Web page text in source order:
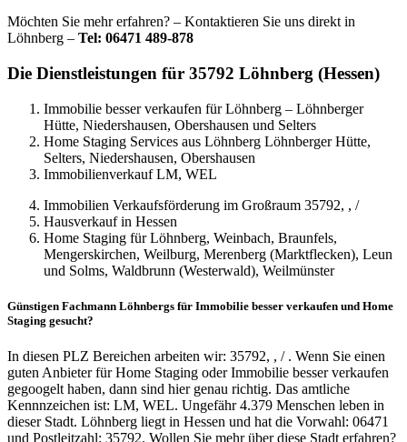
Möchten Sie mehr erfahren? – Kontaktieren Sie uns direkt in
Löhnberg – Tel: 06471 489-878
Die Dienstleistungen für 35792 Löhnberg (Hessen)
Immobilie besser verkaufen für Löhnberg – Löhnberger
Hütte, Niedershausen, Obershausen und Selters
Home Staging Services aus Löhnberg Löhnberger Hütte,
Selters, Niedershausen, Obershausen
Immobilienverkauf LM, WEL
Immobilien Verkaufsförderung im Großraum 35792, , /
Hausverkauf in Hessen
Home Staging für Löhnberg, Weinbach, Braunfels,
Mengerskirchen, Weilburg, Merenberg (Marktflecken), Leun
und Solms, Waldbrunn (Westerwald), Weilmünster
Günstigen Fachmann Löhnbergs für Immobilie besser verkaufen und Home
Staging gesucht?
In diesen PLZ Bereichen arbeiten wir: 35792, , / . Wenn Sie einen
guten Anbieter für Home Staging oder Immobilie besser verkaufen
gegoogelt haben, dann sind hier genau richtig. Das amtliche
Kennnzeichen ist: LM, WEL. Ungefähr 4.379 Menschen leben in
dieser Stadt. Löhnberg liegt in Hessen und hat die Vorwahl: 06471
und Postleitzahl: 35792. Wollen Sie mehr über diese Stadt erfahren?